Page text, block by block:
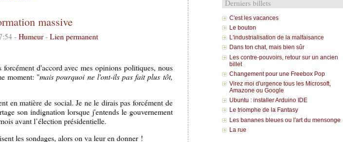
massive
-Humeur-Lien permanent
d'accord avec mes opinions politiques, nous
moment: "mais pourquoi ne l'ont-ils pas fait plus tôt,
en matière de social. Je ne le dirais pas forcément de
son indignation lorsque j'entends le gouvernement
avant l’élection présidentielle.
les sondages, alors on va leur en donner !
Derniers billets
C'est les vacances
Le bouton
L'industrialisation de la malfaisance
Dans ton chat, mais bien sûr
Les contre-pouvoirs, retour sur un ancien
billet
Changement pour une Freebox Pop
Virez moi d'urgence tous les Microsoft,
Amazone ou Google
Ubuntu : installer Arduino IDE
Le triomphe de la Fantasy
Les bananes bleues ou l'art du mensonge
La rue